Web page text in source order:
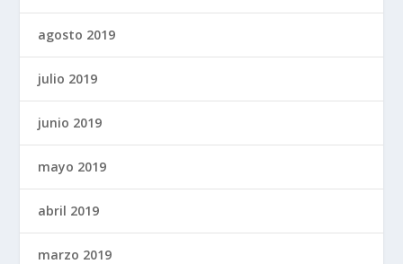
agosto 2019
julio 2019
junio 2019
mayo 2019
abril 2019
marzo 2019